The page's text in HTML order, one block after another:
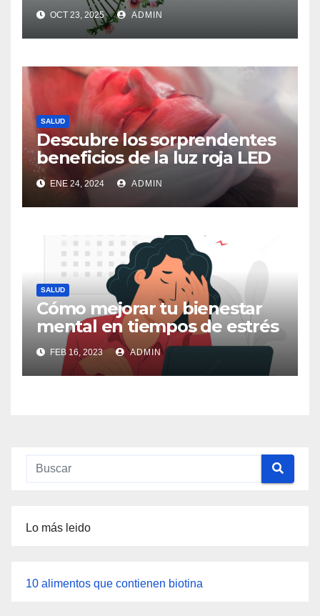
OCT 23, 2025 ADMIN
SALUD
Descubre los sorprendentes
beneficios de la luz roja LED
ENE 24, 2024 ADMIN
SALUD
Cómo mejorar tu bienestar
mental en tiempos de estrés
FEB 16, 2023 ADMIN
Lo más leido
10 alimentos que contienen biotina